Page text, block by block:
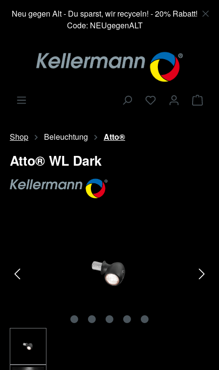
springen
Neu gegen Alt - Du sparst, wir recyceln! - 20% Rabatt!
Code: NEUgegenALT
Shop Beleuchtung Atto®
Atto® WL Dark